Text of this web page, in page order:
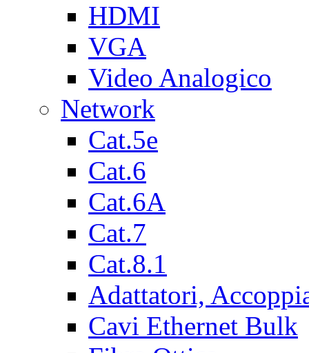
HDMI
VGA
Video Analogico
Network
Cat.5e
Cat.6
Cat.6A
Cat.7
Cat.8.1
Adattatori,
Cavi Ethernet Bulk